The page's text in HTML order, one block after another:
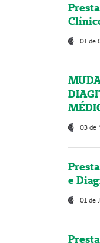
01 de
03 de
e
01 de